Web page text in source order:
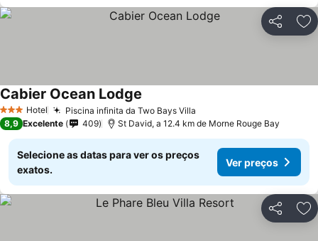
Partilhar
3 EstrelasHotel Piscina infinita da Two Bays Villa
Cabier Ocean Lodge
8,9 Excelente 409 St David, a 12.4 km de Morne Rouge Bay
Selecione as datas para ver os preços
exatos.
Ver preços
Partilhar